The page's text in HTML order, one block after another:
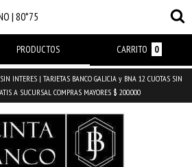
| 80*75
PRODUCTOS CARRITO 0
INTERES | TARJETAS BANCO GALICIA y BNA 12 CUOTAS SIN
A SUCURSAL COMPRAS MAYORES $ 200.000